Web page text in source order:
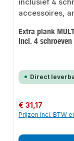
Extra plank
incl. 4
Direct
Normale prijs:
€ 31,17
Prijzen incl. BTW